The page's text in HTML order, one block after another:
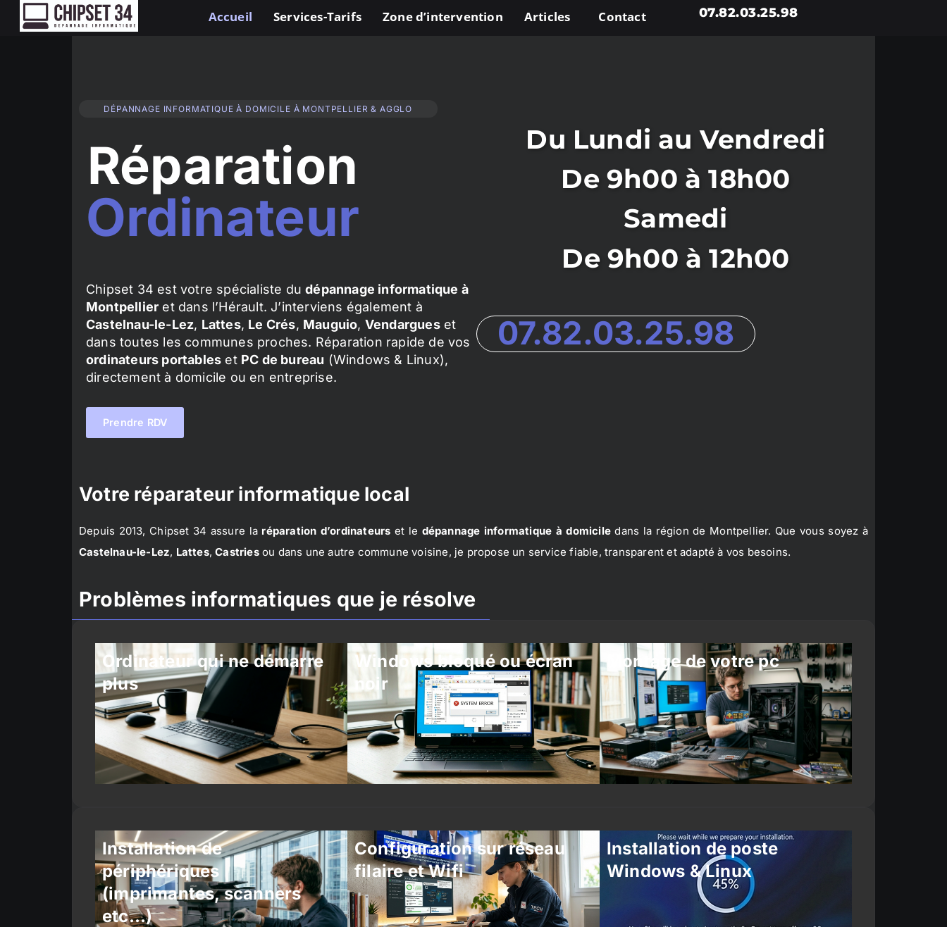
Accueil Services-Tarifs Zone d’intervention Articles Contact 07.82.03.25.98
DÉPANNAGE INFORMATIQUE À DOMICILE À MONTPELLIER & AGGLO
Réparation
Ordinateur
Chipset 34 est votre spécialiste dudépannage informatique à
Montpellier et dans l’Hérault. J’interviens également à
Castelnau-le-Lez, Lattes, Le Crés, Mauguio, Vendargueset
dans toutes les communes proches. Réparation rapide de vos
ordinateurs portables et PC de bureau (Windows & Linux),
directement à domicile ou en entreprise.
Prendre RDV
Du Lundi au Vendredi
De 9h00 à 18h00
Samedi
De 9h00 à 12h00
07.82.03.25.98
Votre réparateur informatique local
Depuis 2013, Chipset 34 assure la réparation d’ordinateurs et le dépannage informatique à domicile dans la région de Montpellier. Que vous soyez à
Castelnau-le-Lez, Lattes,Castriesou dans une autre commune voisine, je propose un service fiable, transparent et adapté à vos besoins.
Problèmes informatiques que je résolve
Ordinateur qui ne démarre
plus
Windows bloqué ou écran
noir
Montage de votre pc
Installation de
périphériques
(imprimantes, scanners
etc…)
Configuration sur réseau
filaire et Wifi
Installation de poste
Windows & Linux